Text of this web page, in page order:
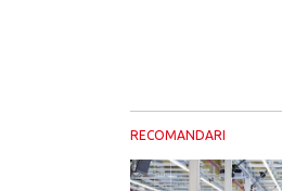
RECOMANDARI